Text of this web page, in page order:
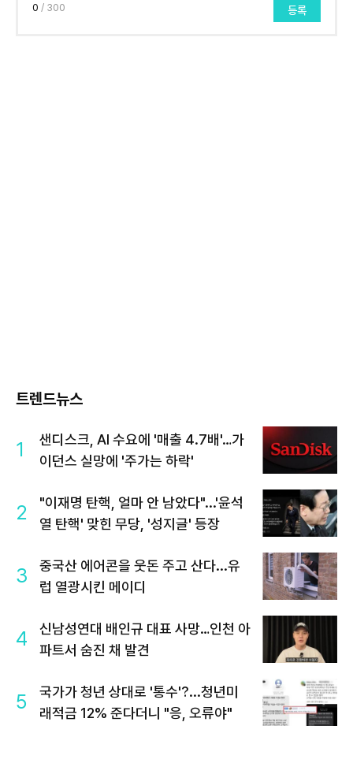
0 / 300 등록
트렌드뉴스
1
샌디스크, AI 수요에 '매출 4.7배'…가
이던스 실망에 '주가는 하락'
2
"이재명 탄핵, 얼마 안 남았다"...'윤석
열 탄핵' 맞힌 무당, '성지글' 등장
3
중국산 에어콘을 웃돈 주고 산다...유
럽 열광시킨 메이디
4
신남성연대 배인규 대표 사망…인천 아
파트서 숨진 채 발견
5
국가가 청년 상대로 '통수'?...청년미
래적금 12% 준다더니 "응, 오류야"